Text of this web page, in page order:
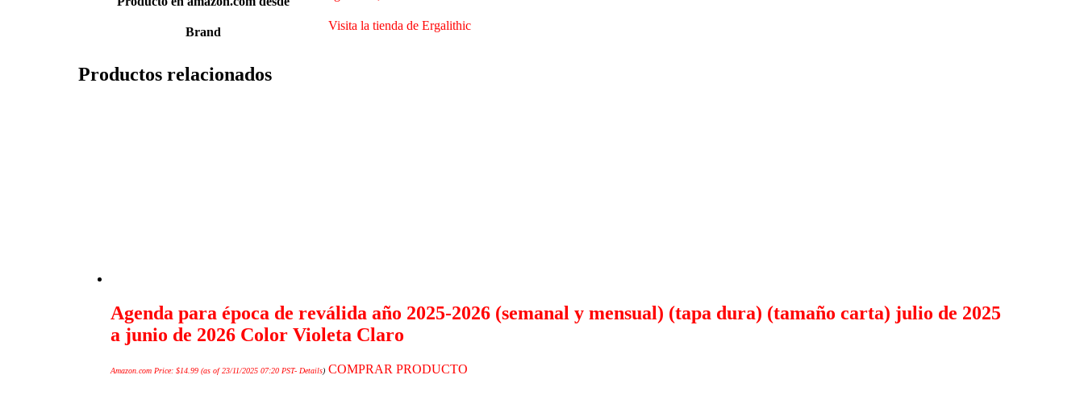
Brand Visita la tienda de Ergalithic
Productos relacionados
Agenda para época de reválida año 2025-2026 (semanal y mensual) (tapa dura) (tamaño carta) julio de 2025
a junio de 2026 Color Violeta Claro
Amazon.com Price: $14.99 (as of 23/11/2025 07:20 PST- Details) COMPRAR PRODUCTO